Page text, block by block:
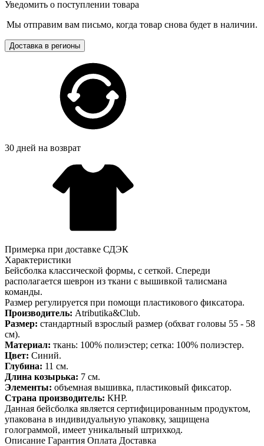
Уведомить о поступлении товара
Мы отправим вам письмо, когда товар снова будет в наличии.
Доставка в регионы
30 дней на возврат
Примерка при доставке СДЭК
Характеристики
Бейсболка классической формы, с сеткой. Спереди
располагается шеврон из ткани с вышивкой талисмана
команды.
Размер регулируется при помощи пластикового фиксатора.
Производитель: Atributika&Club.
Размер: стандартный взрослый размер (обхват головы 55 - 58
см).
Материал: ткань: 100% полиэстер; сетка: 100% полиэстер.
Цвет: Синий.
Глубина: 11 см.
Длина козырька: 7 см.
Элементы: объемная вышивка, пластиковый фиксатор.
Страна производитель: КНР.
Данная бейсболка является сертифицированным продуктом,
упакована в индивидуальную упаковку, защищена
голограммой, имеет уникальный штрихкод.
Описание Гарантия Оплата Доставка